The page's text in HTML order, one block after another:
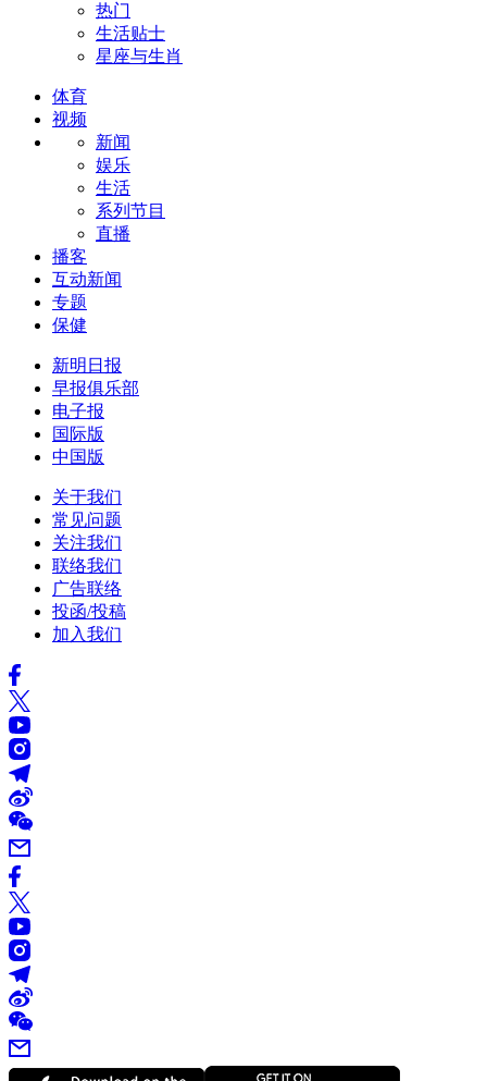
热门
生活贴士
星座与生肖
体育
视频
新闻
娱乐
生活
系列节目
直播
播客
互动新闻
专题
保健
新明日报
早报俱乐部
电子报
国际版
中国版
关于我们
常见问题
关注我们
联络我们
广告联络
投函/投稿
加入我们